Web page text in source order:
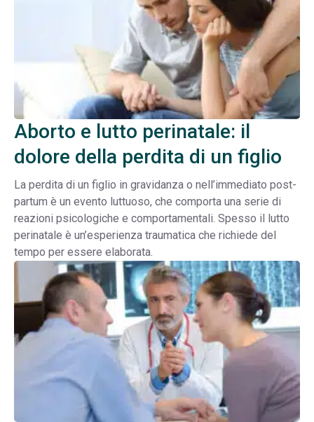
Aborto e lutto perinatale: il
dolore della perdita di un figlio
La perdita di un figlio in gravidanza o nell’immediato post-
partum è un evento luttuoso, che comporta una serie di
reazioni psicologiche e comportamentali. Spesso il lutto
perinatale è un’esperienza traumatica che richiede del
tempo per essere elaborata.